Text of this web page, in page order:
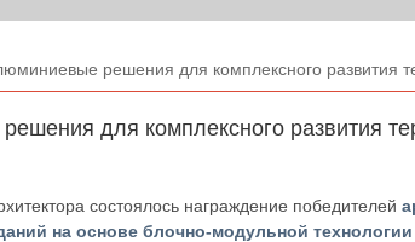
решения для комплексного развития
для комплексного развития
состоялось награждение победителей
на основе блочно-модульной